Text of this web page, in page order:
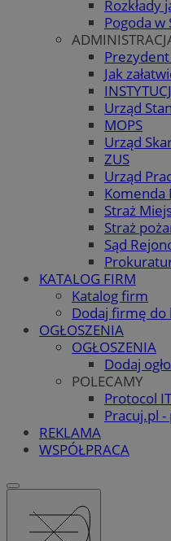
Rozkłady
Pogoda w
Jak
Urząd
MOPS
Urząd
ZUS
Urząd
Komenda
Straż
Straż
Sąd
KATALOG FIRM
Katalog firm
Dodaj firmę do
OGŁOSZENIA
OGŁOSZENIA
Dodaj
POLECAMY
Protocol IT
Pracuj.pl
REKLAMA
WSPÓŁPRACA